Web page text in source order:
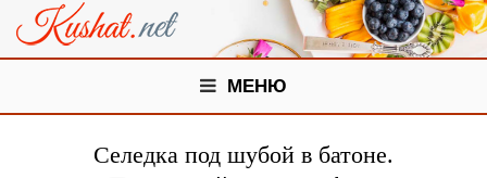
МЕНЮ
Селедка под шубой в батоне.